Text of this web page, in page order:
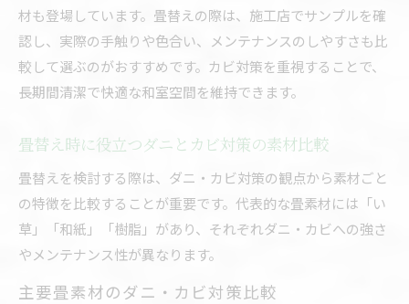
材も登場しています。畳替えの際は、施工店でサンプルを確
認し、実際の手触りや色合い、メンテナンスのしやすさも比
較して選ぶのがおすすめです。カビ対策を重視することで、
長期間清潔で快適な和室空間を維持できます。
畳替え時に役立つダニとカビ対策の素材比較
畳替えを検討する際は、ダニ・カビ対策の観点から素材ごと
の特徴を比較することが重要です。代表的な畳素材には「い
草」「和紙」「樹脂」があり、それぞれダニ・カビへの強さ
やメンテナンス性が異なります。
主要畳素材のダニ・カビ対策比較